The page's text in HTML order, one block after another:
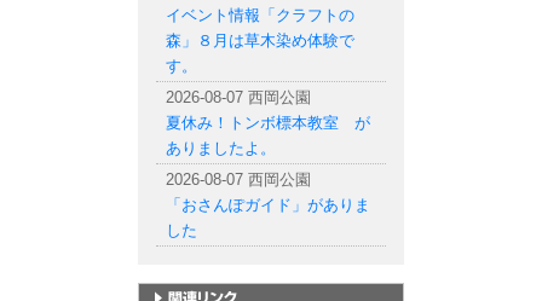
イベント情報「クラフトの
森」８月は草木染め体験で
す。
2026-08-07 西岡公園
夏休み！トンボ標本教室 が
ありましたよ。
2026-08-07 西岡公園
「おさんぽガイド」がありま
した